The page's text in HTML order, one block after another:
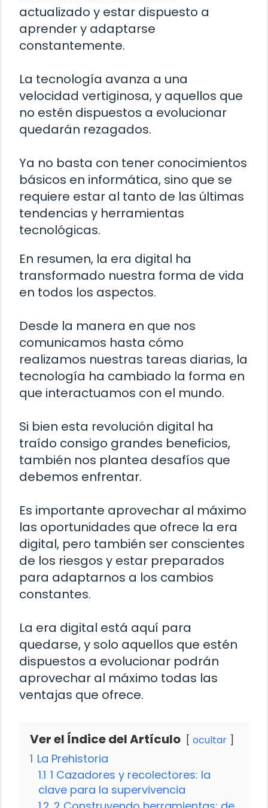
actualizado y estar dispuesto a
aprender y adaptarse
constantemente.
La tecnología avanza a una
velocidad vertiginosa, y aquellos que
no estén dispuestos a evolucionar
quedarán rezagados.
Ya no basta con tener conocimientos
básicos en informática, sino que se
requiere estar al tanto de las últimas
tendencias y herramientas
tecnológicas.
En resumen, la era digital ha
transformado nuestra forma de vida
en todos los aspectos.
Desde la manera en que nos
comunicamos hasta cómo
realizamos nuestras tareas diarias, la
tecnología ha cambiado la forma en
que interactuamos con el mundo.
Si bien esta revolución digital ha
traído consigo grandes beneficios,
también nos plantea desafíos que
debemos enfrentar.
Es importante aprovechar al máximo
las oportunidades que ofrece la era
digital, pero también ser conscientes
de los riesgos y estar preparados
para adaptarnos a los cambios
constantes.
La era digital está aquí para
quedarse, y solo aquellos que estén
dispuestos a evolucionar podrán
aprovechar al máximo todas las
ventajas que ofrece.
Ver el Índice del Artículo ocultar
1 La Prehistoria
1.1 1 Cazadores y recolectores: la
clave para la supervivencia